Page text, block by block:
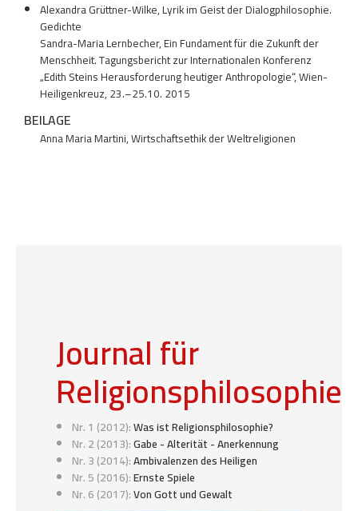
Alexandra Grüttner-Wilke, Lyrik im Geist der Dialogphilosophie.
Gedichte
Sandra-Maria Lernbecher, Ein Fundament für die Zukunft der
Menschheit. Tagungsbericht zur Internationalen Konferenz
„Edith Steins Herausforderung heutiger Anthropologie“, Wien-
Heiligenkreuz, 23.–25.10. 2015
BEILAGE
Anna Maria Martini, Wirtschaftsethik der Weltreligionen
Journal für
Religionsphilosophie
Nr. 1 (2012):Was ist Religionsphilosophie?
Nr. 2 (2013):Gabe - Alterität - Anerkennung
Nr. 3 (2014):Ambivalenzen des Heiligen
Nr. 5 (2016):Ernste Spiele
Nr. 6 (2017):Von Gott und Gewalt